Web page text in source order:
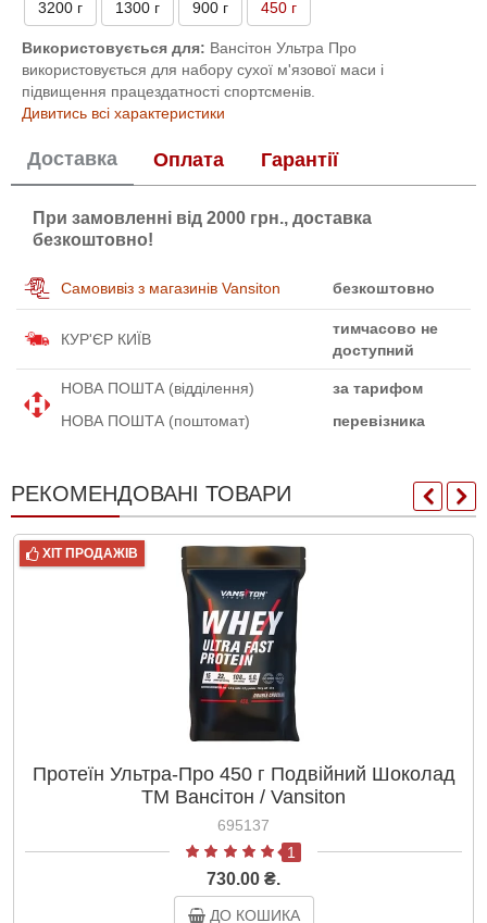
3200 г 1300 г 900 г 450 г
Використовується для: Вансітон Ультра Про
використовується для набору сухої м'язової маси і
підвищення працездатності спортсменів.
Дивитись всі характеристики
Доставка Оплата Гарантії
При замовленні від 2000 грн., доставка
безкоштовно!
Самовивіз з магазинів Vansiton безкоштовно
КУР'ЄР КИЇВ
тимчасово не
доступний
НОВА ПОШТА (відділення)
за тарифом
НОВА ПОШТА (поштомат)
перевізника
РЕКОМЕНДОВАНІ ТОВАРИ
ХІТ ПРОДАЖІВ
Протеїн Ультра-Про 450 г Подвійний Шоколад
ТМ Вансітон / Vansiton
695137
1
730.00 ₴.
ДО КОШИКА